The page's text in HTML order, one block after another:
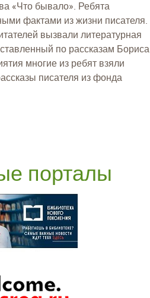
«Что бывало». Ребята
фактами из жизни писателя.
вызвали литературная
по рассказам Бориса
многие из ребят взяли
писателя из фонда
порталы